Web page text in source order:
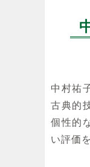
中村祐
古典的
個性的
い評価